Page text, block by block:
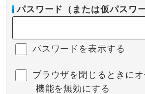
パスワード（または仮パスワー
パスワードを表示する
ブラウザを閉じるときに
機能を無効にする